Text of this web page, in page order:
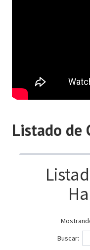
Listado de